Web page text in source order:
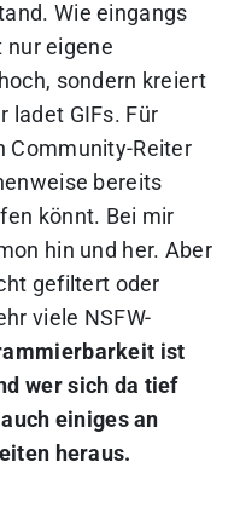
Wie eingangs
nur eigene
sondern kreiert
ladet GIFs. Für
Community-Reiter
bereits
könnt. Bei mir
hin und her. Aber
gefiltert oder
viele NSFW-
ist
wer sich da tief
einiges an
heraus.